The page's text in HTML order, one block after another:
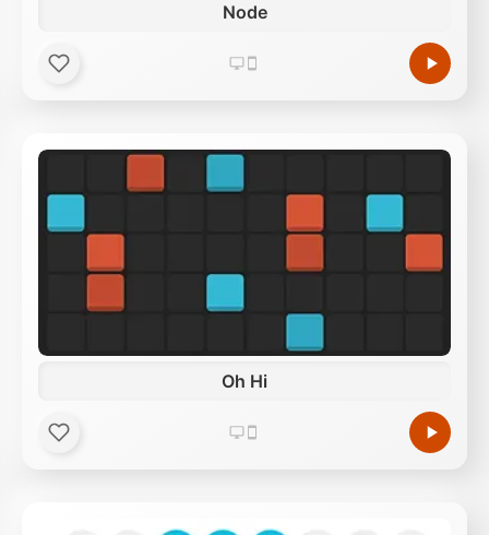
Node
Oh Hi